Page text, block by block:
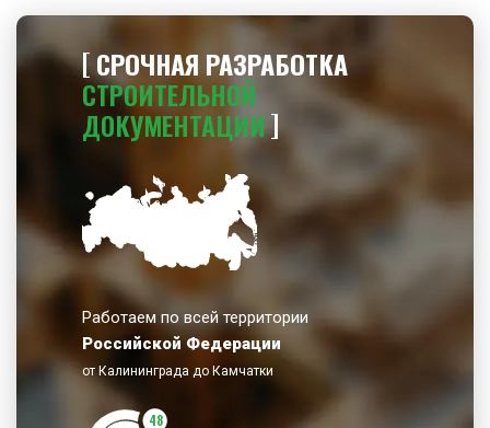
СРОЧНАЯ РАЗРАБОТКА
СТРОИТЕЛЬНОЙ
ДОКУМЕНТАЦИИ
Работаем по всей территории
Российской Федерации
от Калининграда до Камчатки
48